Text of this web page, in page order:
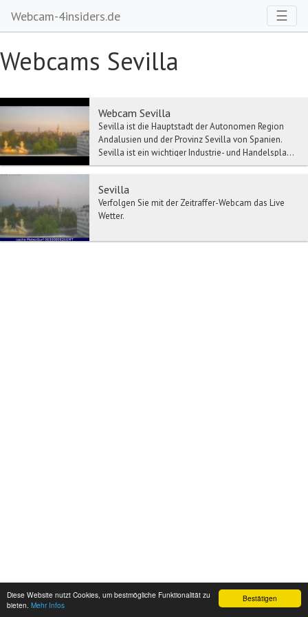
Bestätigen
Diese Website nutzt Cookies, um bestmögliche Funktionalität zu
bieten. Mehr Infos
Webcam-4insiders.de ☰
Webcams Sevilla
Webcam Sevilla
Sevilla ist die Hauptstadt der Autonomen Region
Andalusien und der Provinz Sevilla von Spanien.
Sevilla ist ein wichtiger Industrie- und Handelspla...
Sevilla
Verfolgen Sie mit der Zeitraffer-Webcam das Live
Wetter.